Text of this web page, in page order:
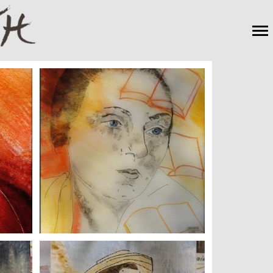
Navigation
principale
+